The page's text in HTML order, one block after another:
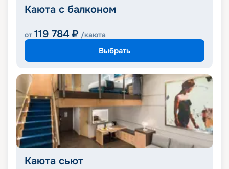
Каюта с балконом
от 119 784 ₽ /каюта
Выбрать
Каюта сьют